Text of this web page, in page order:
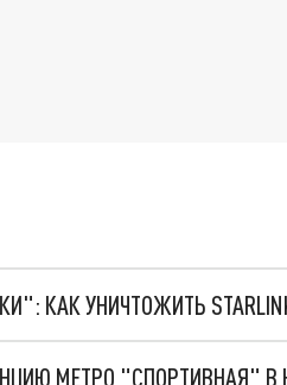
КАК УНИЧТОЖИТЬ
МЕТРО "СПОРТИВНАЯ" В